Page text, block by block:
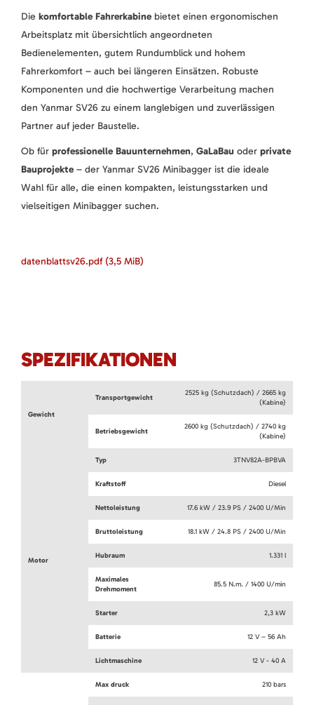
Die komfortable Fahrerkabinebietet einen ergonomischen
Arbeitsplatz mit übersichtlich angeordneten
Bedienelementen, gutem Rundumblick und hohem
Fahrerkomfort – auch bei längeren Einsätzen. Robuste
Komponenten und die hochwertige Verarbeitung machen
den Yanmar SV26 zu einem langlebigen und zuverlässigen
Partner auf jeder Baustelle.
Ob für professionelle Bauunternehmen, GaLaBau oder private
Bauprojekte– der Yanmar SV26 Minibagger ist die ideale
Wahl für alle, die einen kompakten, leistungsstarken und
vielseitigen Minibagger suchen.
datenblattsv26.pdf (3,5 MiB)
SPEZIFIKATIONEN
Gewicht
Transportgewicht
2525 kg (Schutzdach) / 2665 kg
(Kabine)
Betriebsgewicht
2600 kg (Schutzdach) / 2740 kg
(Kabine)
Motor
Typ 3TNV82A-BPBVA
Kraftstoff Diesel
Nettoleistung 17.6 kW / 23.9 PS / 2400 U/Min
Bruttoleistung 18.1 kW / 24.8 PS / 2400 U/Min
Hubraum 1.331 l
Maximales
Drehmoment
85.5 N.m. / 1400 U/min
Starter 2,3 kW
Batterie 12 V – 56 Ah
Lichtmaschine 12 V - 40 A
Max druck 210 bars